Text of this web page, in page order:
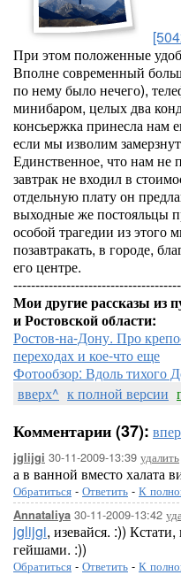
При этом положенные
Вполне современный
по нему было нечего),
минибаром, целых два
консьержка принесла нам
если мы изволим
Единственное, что нам не
завтрак не входил в
отдельную плату он
выходные же постояльцы
особой трагедии из этого
позавтракать, в городе,
его центре.
Мои другие рассказы из
и Ростовской области:
Ростов-на-Дону. Про
переходах и кое-что еще
Фотообзор: Вдоль тихого
вверх^ к полной версии
Комментарии (37):
jglijgi 30-11-2009-13:39 удалить
а в ванной вместо халата
Обратиться - Ответить - К
Annataliya 30-11-2009-13:42
jglijgi, изевайся. :))
гейшами. :))
Обратиться - Ответить - К